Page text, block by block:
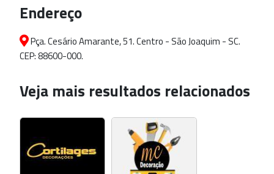
Endereço
Pça. Cesário Amarante, 51. Centro - São Joaquim - SC.
CEP: 88600-000.
Veja mais resultados relacionados